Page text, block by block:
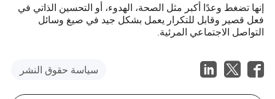
إنها تضغط وعدًا أكبر مثل الصحة، الهدوء، أو التحسين الذاتي في
فعل قصير وقابل للتكرار يعمل بشكل جيد في صيغ وسائل
التواصل الاجتماعي المرئية.
سياسة حقوق النشر